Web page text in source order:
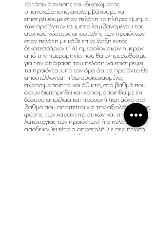
Κατόπιν άσκησης του δικαιώματος
υπαναχώρησης, αναλαμβάνουμε να
επιστρέψουμε στον πελάτη το πλήρες τίμημα
των προϊόντων (συμπεριλαμβανομένου του
αρχικού κόστους αποστολής των προϊόντων
στον πελάτη με κάθε επιφύλαξη εντός
δεκατεσσάρων (14) ημερολογιακών ημερών
από την ημερομηνία που θα ενημερωθούμε
για την απόφαση του πελάτη να επιστρέψει
τα προϊόντα, υπό τον όρο ότι τα προϊόντα θα
αποστέλλονται πίσω συσκευασμένα,
αχρησιμοποίητα και άθικτα, στο βαθμό που
έχουν διατηρηθεί και χρησιμοποιηθεί με τη
δέουσα επιμέλεια και προσοχή (και μόνο στο
βαθμό που απαιτείται για την αξιολόγηση της
φύσης, των χαρακτηριστικών και της
λειτουργίας των προϊόντων) ή ο πελάτης θα
αποδεικνύει τέτοια αποστολή. Σε περίπτωση
που ο πελάτης επιλέξει να επιστρέψει τα